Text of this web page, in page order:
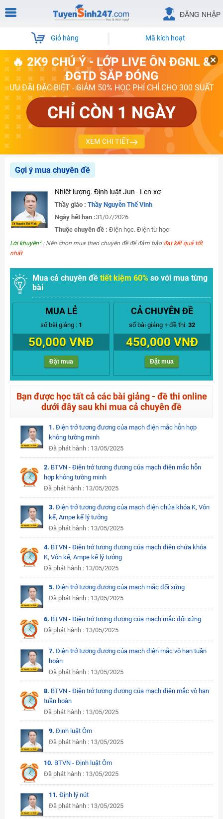
ĐĂNG NHẬP
Giỏ hàng Mã kích hoạt
🔥 2K9 CHÚ Ý - LỚP LIVE ÔN ĐGNL &
ĐGTD SẮP ĐÓNG
ƯU ĐÃI ĐẶC BIỆT - GIẢM 50% HỌC PHÍ CHỈ CHO 300 SUẤT
CHỈ CÒN 1 NGÀY
XEM CHI TIẾT
Gợi ý mua chuyên đề
Nhiệt lượng. Định luật Jun - Len-xơ
Thầy giáo : Thầy Nguyễn Thế Vinh
Ngày hết hạn :31/07/2026
Thuộc chuyên đề : Điện học. Điện từ học
Lời khuyên*: Nên chọn mua theo chuyên đề để đảm bảo đạt kết quả tốt
nhất
Mua cả chuyên đề tiết kiệm 60% so với mua từng
bài
MUA LẺ
số bài giảng : 1
50,000 VNĐ
Đặt mua
CẢ CHUYÊN ĐỀ
số bài giảng + đề thi: 32
450,000 VNĐ
Đặt mua
Bạn được học tất cả các bài giảng - đề thi online
dưới đây sau khi mua cả chuyên đề
1. Điện trở tương đương của mạch điện mắc hỗn hợp
không tường minh
Đã phát hành : 13/05/2025
2. BTVN - Điện trở tương đương của mạch điện mắc hỗn
hợp không tường minh
Đã phát hành : 13/05/2025
3. Điện trở tương đương của mạch điện chứa khóa K, Vôn
kế, Ampe kế lý tưởng
Đã phát hành : 13/05/2025
4. BTVN - Điện trở tương đương của mạch điện chứa khóa
K, Vôn kế, Ampe kế lý tưởng
Đã phát hành : 13/05/2025
5. Điện trở tương đương của mạch mắc đối xứng
Đã phát hành : 13/05/2025
6. BTVN - Điện trở tương đương của mạch mắc đối xứng
Đã phát hành : 13/05/2025
7. Điện trở tương đương của mạch điện mắc vô hạn tuần
hoàn
Đã phát hành : 13/05/2025
8. BTVN - Điện trở tương đương của mạch điện mắc vô hạn
tuần hoàn
Đã phát hành : 13/05/2025
9. Định luật Ôm
Đã phát hành : 13/05/2025
10. BTVN - Định luật Ôm
Đã phát hành : 13/05/2025
11. Định lý nút
Đã phát hành : 13/05/2025